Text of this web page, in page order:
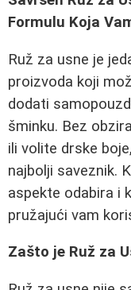
Formulu Koja
Ruž za usne je
proizvoda koji
dodati
šminku. Bez
ili volite drske
najbolji saveznik.
aspekte odabira i
pružajući vam
Zašto je Ruž za